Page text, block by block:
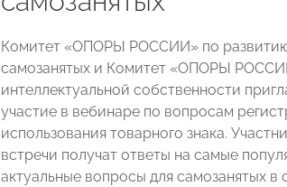
Комитет «ОПОРЫ РОССИИ» по развитию
самозанятых и Комитет «ОПОРЫ
интеллектуальной собственности
участие в вебинаре по вопросам
использования товарного знака.
встречи получат ответы на самые
актуальные вопросы для самозанятых в